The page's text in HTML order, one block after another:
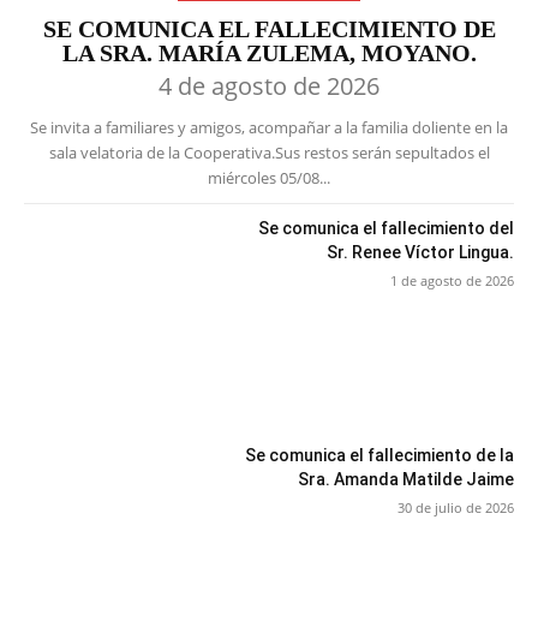
SE COMUNICA EL FALLECIMIENTO DE
LA SRA. MARÍA ZULEMA, MOYANO.
4 de agosto de 2026
Se invita a familiares y amigos, acompañar a la familia doliente en la
sala velatoria de la Cooperativa.Sus restos serán sepultados el
miércoles 05/08...
Se comunica el fallecimiento del
Sr. Renee Víctor Lingua.
1 de agosto de 2026
Se comunica el fallecimiento de la
Sra. Amanda Matilde Jaime
30 de julio de 2026